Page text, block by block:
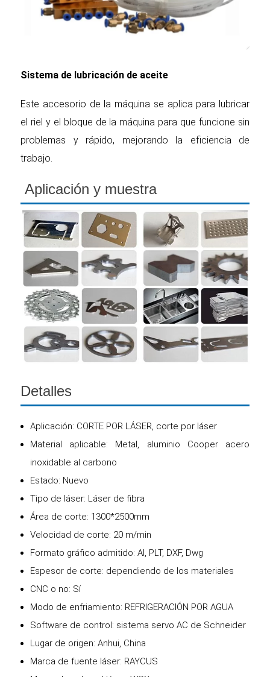
Sistema de lubricación de aceite
Este accesorio de la máquina se aplica para lubricar
el riel y el bloque de la máquina para que funcione sin
problemas y rápido, mejorando la eficiencia de
trabajo.
Aplicación y muestra
Detalles
Aplicación: CORTE POR LÁSER, corte por láser
Material aplicable: Metal, aluminio Cooper acero
inoxidable al carbono
Estado: Nuevo
Tipo de láser: Láser de fibra
Área de corte: 1300*2500mm
Velocidad de corte: 20 m/min
Formato gráfico admitido: AI, PLT, DXF, Dwg
Espesor de corte: dependiendo de los materiales
CNC o no: Sí
Modo de enfriamiento: REFRIGERACIÓN POR AGUA
Software de control: sistema servo AC de Schneider
Lugar de origen: Anhui, China
Marca de fuente láser: RAYCUS